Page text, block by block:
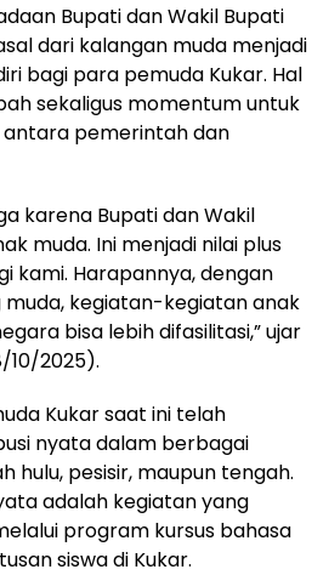
Bupati dan Wakil Bupati
dari kalangan muda menjadi
bagi para pemuda Kukar. Hal
sekaligus momentum untuk
pemerintah dan
karena Bupati dan Wakil
muda. Ini menjadi nilai plus
kami. Harapannya, dengan
kegiatan-kegiatan anak
bisa lebih difasilitasi,” ujar
10/2025).
Kukar saat ini telah
nyata dalam berbagai
hulu, pesisir, maupun tengah.
adalah kegiatan yang
program kursus bahasa
siswa di Kukar.